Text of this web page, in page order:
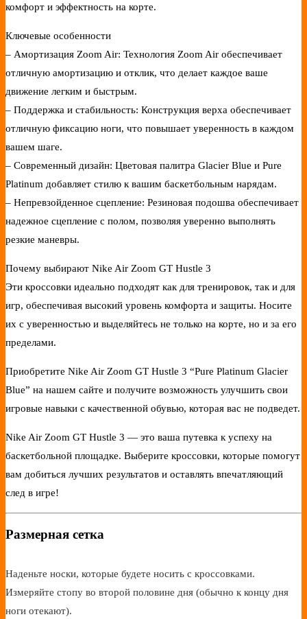
комфорт и эффектность на корте.
Ключевые особенности
– Амортизация Zoom Air: Технология Zoom Air обеспечивает
отличную амортизацию и отклик, что делает каждое ваше
движение легким и быстрым.
– Поддержка и стабильность: Конструкция верха обеспечивает
отличную фиксацию ноги, что повышает уверенность в каждом
вашем шаге.
– Современный дизайн: Цветовая палитра Glacier Blue и Pure
Platinum добавляет стилю к вашим баскетбольным нарядам.
– Непревзойденное сцепление: Резиновая подошва обеспечивает
надежное сцепление с полом, позволяя уверенно выполнять
резкие маневры.
Почему выбирают Nike Air Zoom GT Hustle 3
Эти кроссовки идеально подходят как для тренировок, так и для
игр, обеспечивая высокий уровень комфорта и защиты. Носите
их с уверенностью и выделяйтесь не только на корте, но и за его
пределами.
Приобретите Nike Air Zoom GT Hustle 3 “Pure Platinum Glacier
Blue” на нашем сайте и получите возможность улучшить свои
игровые навыки с качественной обувью, которая вас не подведет.
Nike Air Zoom GT Hustle 3 — это ваша путевка к успеху на
баскетбольной площадке. Выберите кроссовки, которые помогут
вам добиться лучших результатов и оставлять впечатляющий
след в игре!
Размерная сетка
Наденьте носки, которые будете носить с кроссовками.
Измеряйте стопу во второй половине дня (обычно к концу дня
ноги отекают).